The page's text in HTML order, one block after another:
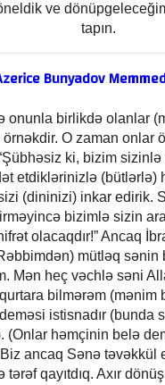
ve
tapın.
Bunyadov
onunla birlikdə olanlar
O zaman onlar
ki, bizim
etdiklərinizlə (bütlərlə)
(dininizi) inkar edirik.
bizimlə sizin
olacaqdır!” Ancaq
mütləq sənin
Mən heç vəchlə səni
bilmərəm (mənim
istisnadır (bunda
(Onlar həmçinin belə
ancaq Sənə təvəkkül
tərəf qayıtdıq. Axır